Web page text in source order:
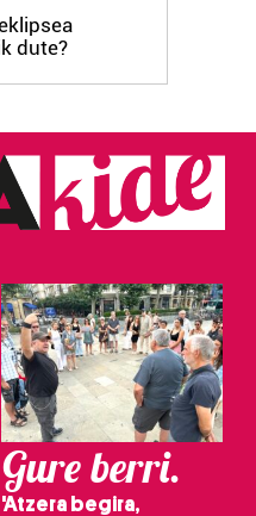
dute?
Gure berri.
'Atzera begira,